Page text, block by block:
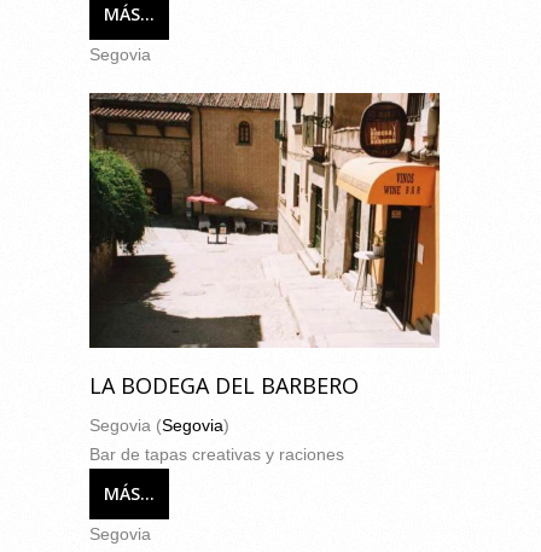
MÁS...
Segovia
LA BODEGA DEL BARBERO
Segovia (Segovia)
Bar de tapas creativas y raciones
MÁS...
Segovia